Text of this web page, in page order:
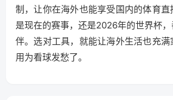
制，让你在海外也能享受国内的体育
是现在的赛事，还是2026年的世界杯
伴。选对工具，就能让海外生活也充
用为看球发愁了。